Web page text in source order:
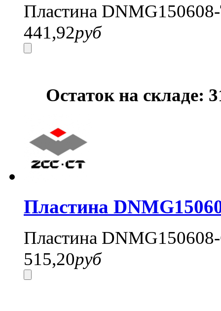
Пластина
441,92руб
Остаток на складе:
Пластина
Пластина
515,20руб